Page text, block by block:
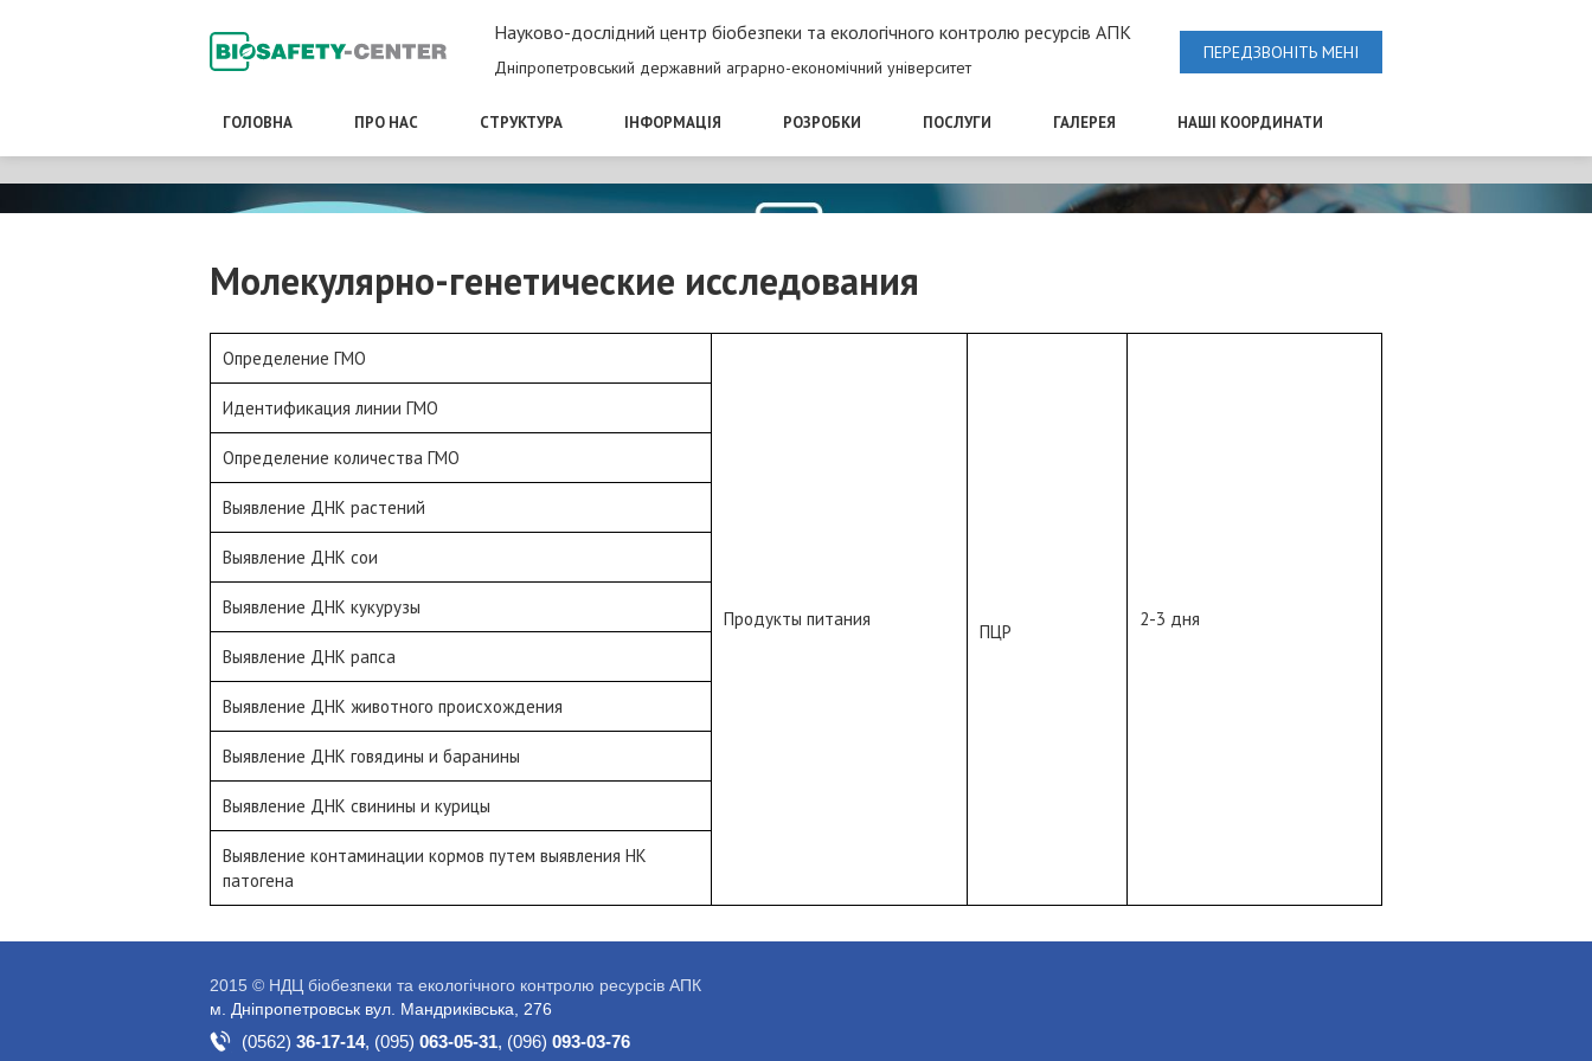
Науково-дослідний центр біобезпеки та екологічного контролю ресурсів АПК
Дніпропетровський державний аграрно-економічний університет
ПЕРЕДЗВОНІТЬ МЕНІ
ГОЛОВНА ПРО НАС СТРУКТУРА ІНФОРМАЦІЯ РОЗРОБКИ ПОСЛУГИ ГАЛЕРЕЯ НАШІ КООРДИНАТИ
Молекулярно-генетические исследования
Определение ГМО
Продукты питания
ПЦР
2-3 дня
Идентификация линии ГМО
Определение количества ГМО
Выявление ДНК растений
Выявление ДНК сои
Выявление ДНК кукурузы
Выявление ДНК рапса
Выявление ДНК животного происхождения
Выявление ДНК говядины и баранины
Выявление ДНК свинины и курицы
Выявление контаминации кормов путем выявления НК
патогена
2015 © НДЦ біобезпеки та екологічного контролю ресурсів АПК
м. Дніпропетровськ вул. Мандриківська, 276
(0562) 36-17-14, (095) 063-05-31, (096) 093-03-76